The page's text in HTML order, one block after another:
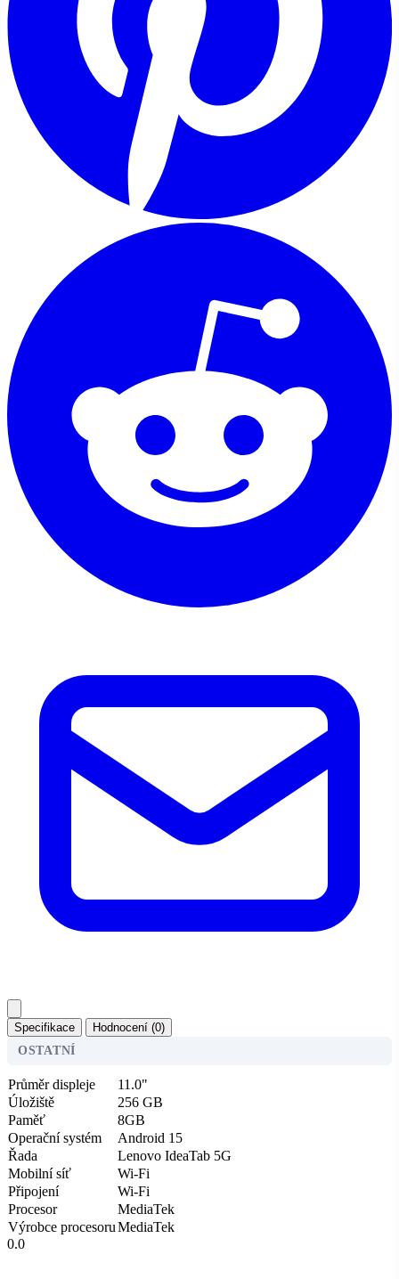
Specifikace
Hodnocení (0)
OSTATNÍ
Průměr displeje
11.0"
Úložiště
256 GB
Paměť
8GB
Operační systém
Android 15
Řada
Lenovo IdeaTab 5G
Mobilní síť
Wi-Fi
Připojení
Wi-Fi
Procesor
MediaTek
Výrobce procesoruMediaTek
0.0